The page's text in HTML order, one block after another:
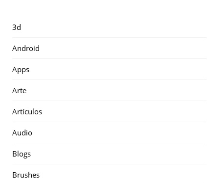
3d
Android
Apps
Arte
Artículos
Audio
Blogs
Brushes